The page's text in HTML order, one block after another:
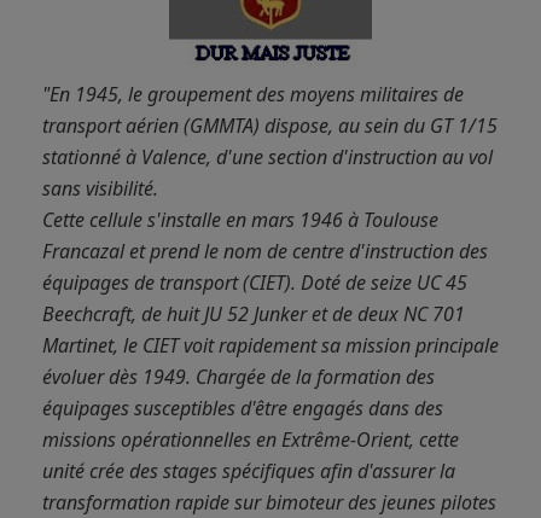
"En 1945, le groupement des moyens militaires de
transport aérien (GMMTA) dispose, au sein du GT 1/15
stationné à Valence, d'une section d'instruction au vol
sans visibilité.
Cette cellule s'installe en mars 1946 à Toulouse
Francazal et prend le nom de centre d'instruction des
équipages de transport (CIET). Doté de seize UC 45
Beechcraft, de huit JU 52 Junker et de deux NC 701
Martinet, le CIET voit rapidement sa mission principale
évoluer dès 1949. Chargée de la formation des
équipages susceptibles d'être engagés dans des
missions opérationnelles en Extrême-Orient, cette
unité crée des stages spécifiques afin d'assurer la
transformation rapide sur bimoteur des jeunes pilotes